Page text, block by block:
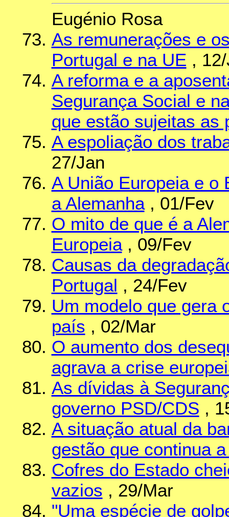
Eugénio Rosa
As remunerações e
Portugal e na UE ,
A reforma e a
Segurança Social e
que estão sujeitas as
A espoliação dos
27/Jan
A União Europeia e o
a Alemanha, 01/Fev
O mito de que é a
Europeia, 09/Fev
Causas da
Portugal , 24/Fev
Um modelo que gera
país , 02/Mar
O aumento dos
agrava a crise
As dívidas à
governo PSD/CDS ,
A situação atual da
gestão que continua
Cofres do Estado
vazios , 29/Mar
"Uma espécie de